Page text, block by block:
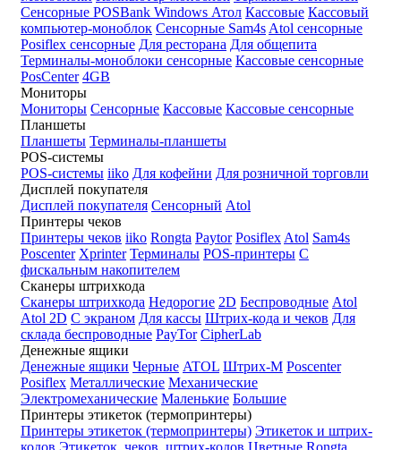
Сенсорные POSBank Windows Атол Кассовые Кассовый
компьютер-моноблок Сенсорные Sam4s Atol сенсорные
Posiflex сенсорные Для ресторана Для общепита
Терминалы-моноблоки сенсорные Кассовые сенсорные
PosCenter 4GB
Мониторы
Мониторы Сенсорные Кассовые Кассовые сенсорные
Планшеты
Планшеты Терминалы-планшеты
POS-системы
POS-системы iiko Для кофейни Для розничной торговли
Дисплей покупателя
Дисплей покупателя Сенсорный Atol
Принтеры чеков
Принтеры чеков iiko Rongta Paytor Posiflex Atol Sam4s
Poscenter Xprinter Терминалы POS-принтеры С
фискальным накопителем
Сканеры штрихкода
Сканеры штрихкода Недорогие 2D Беспроводные Atol
Atol 2D С экраном Для кассы Штрих-кода и чеков Для
склада беспроводные PayTor CipherLab
Денежные ящики
Денежные ящики Черные ATOL Штрих-М Poscenter
Posiflex Металлические Механические
Электромеханические Маленькие Большие
Принтеры этикеток (термопринтеры)
Принтеры этикеток (термопринтеры) Этикеток и штрих-
кодов Этикеток, чеков, штрих-кодов Цветные Rongta